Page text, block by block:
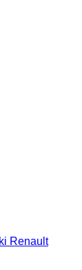
Renault